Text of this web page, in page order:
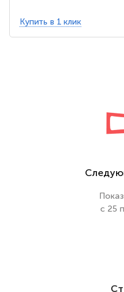
Купить в 1 клик
с 25